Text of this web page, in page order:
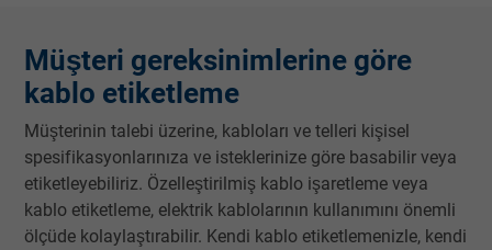
Müşteri gereksinimlerine göre
kablo etiketleme
Müşterinin talebi üzerine, kabloları ve telleri kişisel
spesifikasyonlarınıza ve isteklerinize göre basabilir veya
etiketleyebiliriz. Özelleştirilmiş kablo işaretleme veya
kablo etiketleme, elektrik kablolarının kullanımını önemli
ölçüde kolaylaştırabilir. Kendi kablo etiketlemenizle, kendi